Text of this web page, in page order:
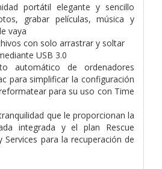
portátil elegante y sencillo
grabar películas, música y
vaya
con solo arrastrar y soltar
USB 3.0
automático de ordenadores
para simplificar la configuración
para su uso con Time
que le proporcionan la
integrada y el plan Rescue
Services para la recuperación de